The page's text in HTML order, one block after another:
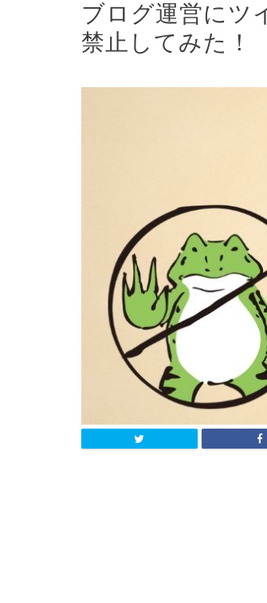
ブログ運営にツ
禁止してみた！